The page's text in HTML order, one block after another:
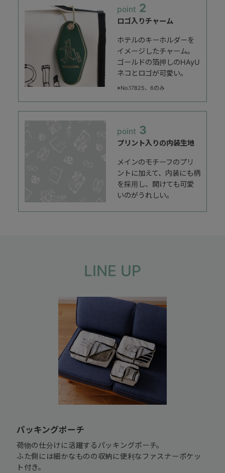
point 2
ロゴ入りチャーム
ホテルのキーホルダーを
イメージしたチャーム。
ゴールドの箔押しのHAyU
ネコとロゴが可愛い。
※No.17825、6のみ
point 3
プリント入りの内装生地
メインのモチーフのプリ
ントに加えて、内装にも柄
を採用し、開けても可愛
いのがうれしい。
LINE UP
パッキングポーチ
荷物の仕分けに活躍するパッキングポーチ。
ふた側には細かなものの収納に便利なファスナーポケッ
ト付き。